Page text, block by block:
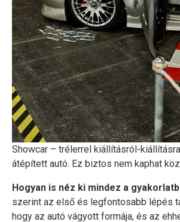
Showcar – trélerrel kiállításról-
átépített autó. Ez biztos nem kaphat
Hogyan is néz ki mindez a
szerint az első és legfontosabb lépés
hogy az autó vágyott formája, és az